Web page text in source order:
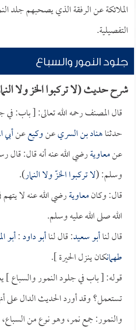
الملائكة عن الرفقة الذي يصحبهم جلد
التفصيلية.
جلود النمور والسباع
شرح حديث (لا تركبوا الخز ولا
قال المصنف رحمه الله تعالى: [ باب: في
حدثناهناد بن السريعنوكيععنأبي
عنمعاويةرضي الله عنه أنه قال: قال
وسلم: (لا تركبوا الخزّ ولا النمار).
قال: وكانمعاويةرضي الله عنه لا
الله صلى الله عليه وسلم.
قال لناأبو سعيد: قال لناأبو داود:أبو
طهمانكان ينزل الحيرة ].
قوله: [ باب في جلود النمور والسباع
تستعمل؟ وقد أورد الحديث الدال على
والنمور: جمع نمر، وهو نوع من